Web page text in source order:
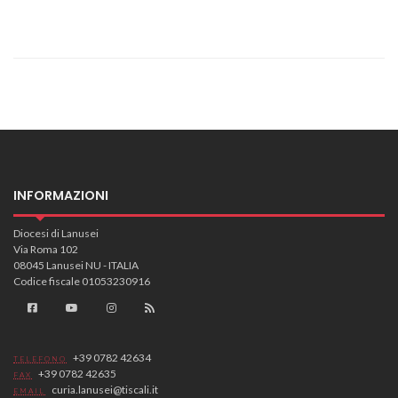
INFORMAZIONI
Diocesi di Lanusei
Via Roma 102
08045 Lanusei NU - ITALIA
Codice fiscale 01053230916
TELEFONO +39 0782 42634
FAX +39 0782 42635
EMAIL curia.lanusei@tiscali.it